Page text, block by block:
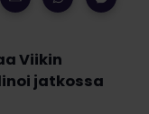
Viikin
jatkossa